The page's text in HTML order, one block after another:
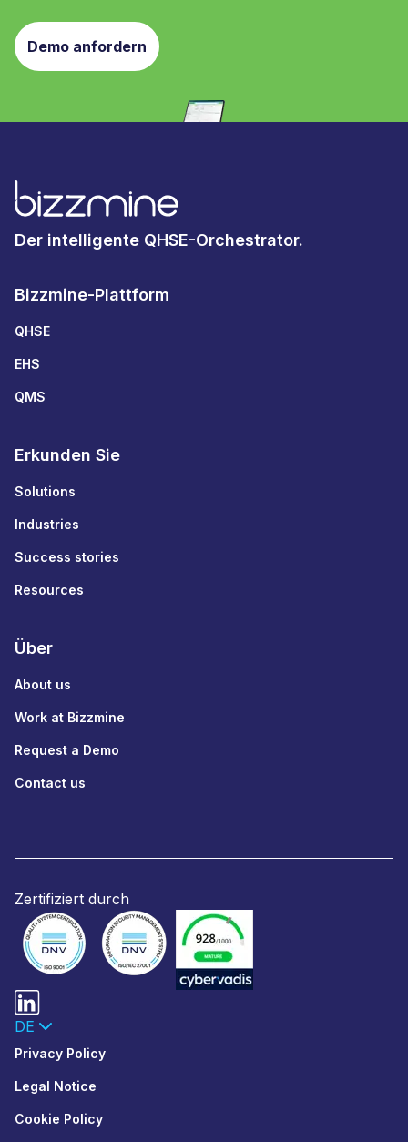
Demo anfordern
Der intelligente QHSE-Orchestrator.
Bizzmine-Plattform
QHSE
EHS
QMS
Erkunden Sie
Solutions
Industries
Success stories
Resources
Über
About us
Work at Bizzmine
Request a Demo
Contact us
Zertifiziert durch
DE
Privacy Policy
Legal Notice
Cookie Policy